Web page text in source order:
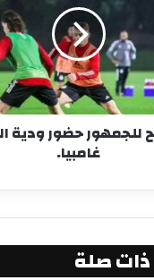
للجمهور حضور ودية
غامبيا.
صلة